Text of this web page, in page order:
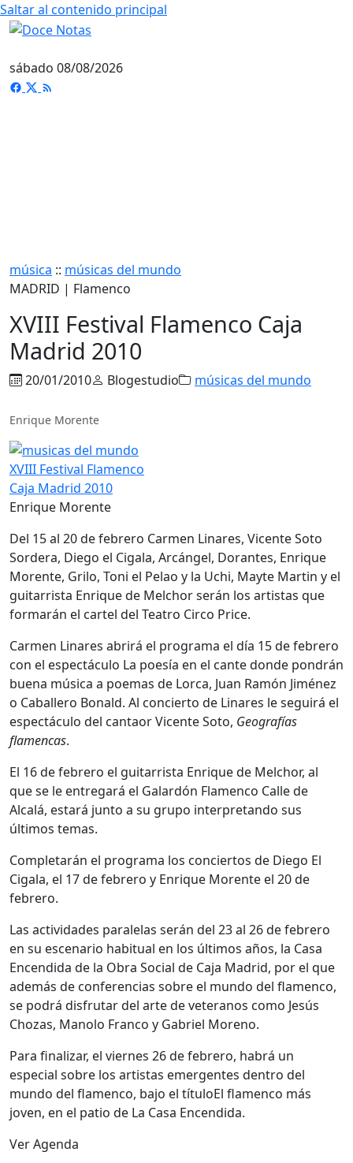
Saltar al contenido principal
sábado 08/08/2026
música :: músicas del mundo
MADRID | Flamenco
XVIII Festival Flamenco Caja
Madrid 2010
20/01/2010 Blogestudio músicas del mundo
Enrique Morente
Enrique Morente
Del 15 al 20 de febrero Carmen Linares, Vicente Soto
Sordera, Diego el Cigala, Arcángel, Dorantes, Enrique
Morente, Grilo, Toni el Pelao y la Uchi, Mayte Martin y el
guitarrista Enrique de Melchor serán los artistas que
formarán el cartel del Teatro Circo Price.
Carmen Linares abrirá el programa el día 15 de febrero
con el espectáculo La poesía en el cante donde pondrán
buena música a poemas de Lorca, Juan Ramón Jiménez
o Caballero Bonald. Al concierto de Linares le seguirá el
espectáculo del cantaor Vicente Soto, Geografías
flamencas.
El 16 de febrero el guitarrista Enrique de Melchor, al
que se le entregará el Galardón Flamenco Calle de
Alcalá, estará junto a su grupo interpretando sus
últimos temas.
Completarán el programa los conciertos de Diego El
Cigala, el 17 de febrero y Enrique Morente el 20 de
febrero.
Las actividades paralelas serán del 23 al 26 de febrero
en su escenario habitual en los últimos años, la Casa
Encendida de la Obra Social de Caja Madrid, por el que
además de conferencias sobre el mundo del flamenco,
se podrá disfrutar del arte de veteranos como Jesús
Chozas, Manolo Franco y Gabriel Moreno.
Para finalizar, el viernes 26 de febrero, habrá un
especial sobre los artistas emergentes dentro del
mundo del flamenco, bajo el títuloEl flamenco más
joven, en el patio de La Casa Encendida.
Ver Agenda